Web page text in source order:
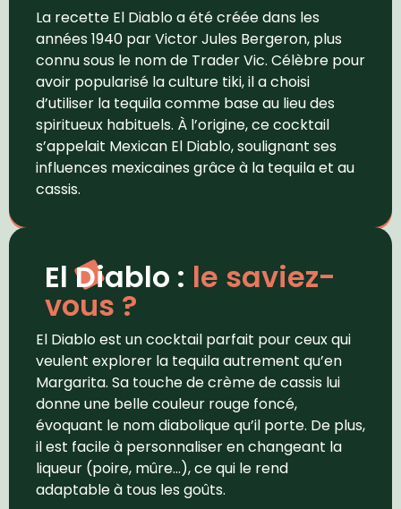
La recette El Diablo a été créée dans les
années 1940 par Victor Jules Bergeron, plus
connu sous le nom de Trader Vic. Célèbre pour
avoir popularisé la culture tiki, il a choisi
d’utiliser la tequila comme base au lieu des
spiritueux habituels. À l’origine, ce cocktail
s’appelait Mexican El Diablo, soulignant ses
influences mexicaines grâce à la tequila et au
cassis.
El Diablo : le saviez-
vous ?
El Diablo est un cocktail parfait pour ceux qui
veulent explorer la tequila autrement qu’en
Margarita. Sa touche de crème de cassis lui
donne une belle couleur rouge foncé,
évoquant le nom diabolique qu’il porte. De plus,
il est facile à personnaliser en changeant la
liqueur (poire, mûre…), ce qui le rend
adaptable à tous les goûts.